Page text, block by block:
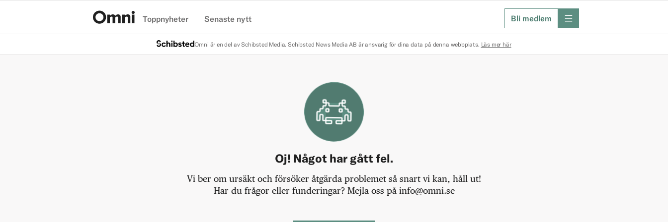
Toppnyheter Senaste nytt Bli medlem meny
Omni är en del av Schibsted Media. Schibsted News Media AB är ansvarig för dina data på denna webbplats. Läs mer här
Oj! Något har gått fel.
Vi ber om ursäkt och försöker åtgärda problemet så snart vi kan, håll ut!
Har du frågor eller funderingar? Mejla oss på info@omni.se